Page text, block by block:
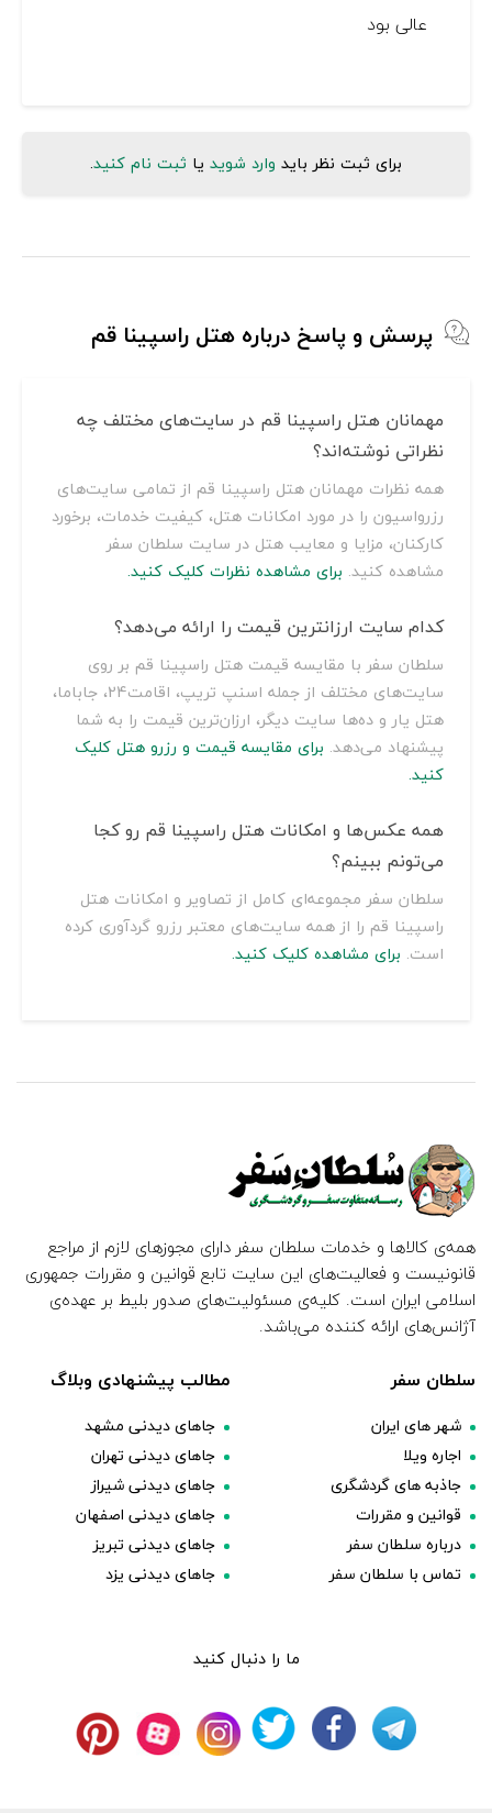
عالی بود
برای ثبت نظر باید وارد شوید یا ثبت نام کنید.
پرسش و پاسخ درباره هتل راسپینا قم
مهمانان هتل راسپینا قم در سایت‌های مختلف چه
نظراتی نوشته‌اند؟
همه نظرات مهمانان هتل راسپینا قم از تمامی سایت‌های
رزرواسیون را در مورد امکانات هتل، کیفیت خدمات، برخورد
کارکنان، مزایا و معایب هتل در سایت سلطان سفر
مشاهده کنید. برای مشاهده نظرات کلیک کنید.
کدام سایت ارزانترین قیمت را ارائه می‌دهد؟
سلطان سفر با مقایسه قیمت هتل راسپینا قم بر روی
سایت‌های مختلف از جمله اسنپ تریپ، اقامت24، جاباما،
هتل یار و ده‌ها سایت دیگر، ارزان‌ترین قیمت را به شما
پیشنهاد می‌دهد. برای مقایسه قیمت و رزرو هتل کلیک
کنید.
همه عکس‌ها و امکانات هتل راسپینا قم رو کجا
می‌تونم ببینم؟
سلطان سفر مجموعه‌ای کامل از تصاویر و امکانات هتل
راسپینا قم را از همه سایت‌های معتبر رزرو گردآوری کرده
است. برای مشاهده کلیک کنید.
همه‌ی کالاها و خدمات سلطان سفر دارای مجوزهای لازم از مراجع
قانونیست و فعالیت‌های این سایت تابع قوانین و مقررات جمهوری
اسلامی ایران است. کلیه‌ی مسئولیت‌های صدور بلیط بر عهده‌ی
آژانس‌های ارائه کننده می‌باشد.
سلطان سفر
شهر های ایران
اجاره ویلا
جاذبه های گردشگری
قوانین و مقررات
درباره سلطان سفر
تماس با سلطان سفر
مطالب پیشنهادی وبلاگ
جاهای دیدنی مشهد
جاهای دیدنی تهران
جاهای دیدنی شیراز
جاهای دیدنی اصفهان
جاهای دیدنی تبریز
جاهای دیدنی یزد
ما را دنبال کنید